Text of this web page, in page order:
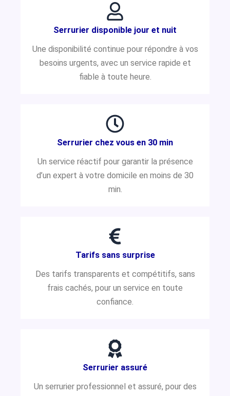
Serrurier disponible jour et nuit
Une disponibilité continue pour répondre à vos
besoins urgents, avec un service rapide et
fiable à toute heure.
Serrurier chez vous en 30 min
Un service réactif pour garantir la présence
d’un expert à votre domicile en moins de 30
min.
Tarifs sans surprise
Des tarifs transparents et compétitifs, sans
frais cachés, pour un service en toute
confiance.
Serrurier assuré
Un serrurier professionnel et assuré, pour des